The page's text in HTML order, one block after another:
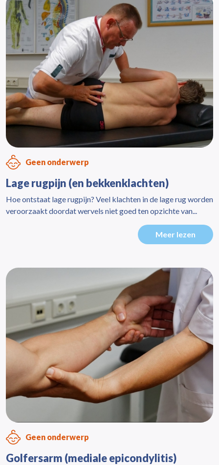
Geen onderwerp
Lage rugpijn (en bekkenklachten)
Hoe ontstaat lage rugpijn? Veel klachten in de lage rug worden
veroorzaakt doordat wervels niet goed ten opzichte van...
Meer lezen
Geen onderwerp
Golfersarm (mediale epicondylitis)